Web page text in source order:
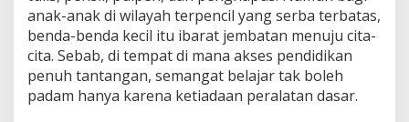
S
D
I
n
r
e
anak-anak di wilayah terpencil yang serba terbatas,
benda-benda kecil itu ibarat jembatan menuju cita-
cita. Sebab, di tempat di mana akses pendidikan
penuh tantangan, semangat belajar tak boleh
padam hanya karena ketiadaan peralatan dasar.